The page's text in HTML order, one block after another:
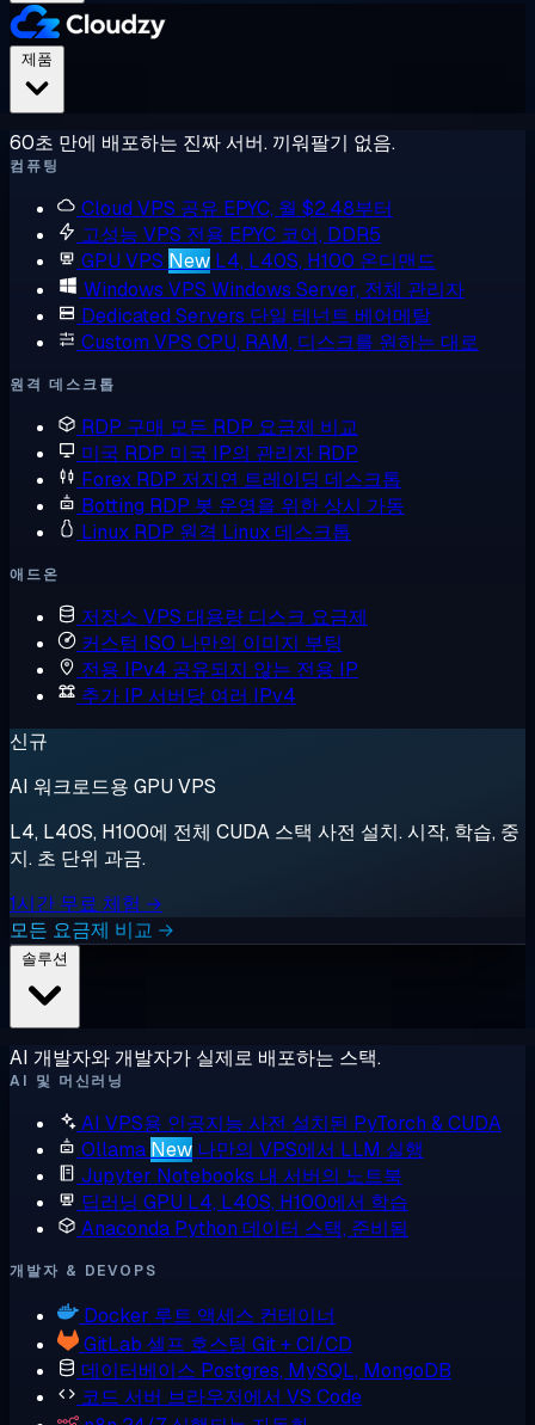
60초 만에 배포하는 진짜 서버. 끼워팔기 없음.
컴퓨팅
Cloud VPS 공유 EPYC, 월 $2.48부터
고성능 VPS 전용 EPYC 코어, DDR5
GPU VPS New L4, L40S, H100 온디맨드
Windows VPS Windows Server, 전체 관리자
Dedicated Servers 단일 테넌트 베어메탈
Custom VPS CPU, RAM, 디스크를 원하는 대로
원격 데스크톱
RDP 구매 모든 RDP 요금제 비교
미국 RDP 미국 IP의 관리자 RDP
Forex RDP 저지연 트레이딩 데스크톱
Botting RDP 봇 운영을 위한 상시 가동
Linux RDP 원격 Linux 데스크톱
애드온
저장소 VPS 대용량 디스크 요금제
커스텀 ISO 나만의 이미지 부팅
전용 IPv4 공유되지 않는 전용 IP
추가 IP 서버당 여러 IPv4
신규
AI 워크로드용 GPU VPS
L4, L40S, H100에 전체 CUDA 스택 사전 설치. 시작, 학습, 중
지. 초 단위 과금.
1시간 무료 체험 →
모든 요금제 비교 →
AI 개발자와 개발자가 실제로 배포하는 스택.
AI 및 머신러닝
AI VPS용 인공지능 사전 설치된 PyTorch & CUDA
Ollama New 나만의 VPS에서 LLM 실행
Jupyter Notebooks 내 서버의 노트북
딥러닝 GPU L4, L40S, H100에서 학습
Anaconda Python 데이터 스택, 준비됨
개발자 & DEVOPS
Docker 루트 액세스 컨테이너
GitLab 셀프 호스팅 Git + CI/CD
데이터베이스 Postgres, MySQL, MongoDB
코드 서버 브라우저에서 VS Code